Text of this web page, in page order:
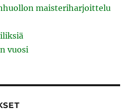
maisteriharjoittelu
vuosi